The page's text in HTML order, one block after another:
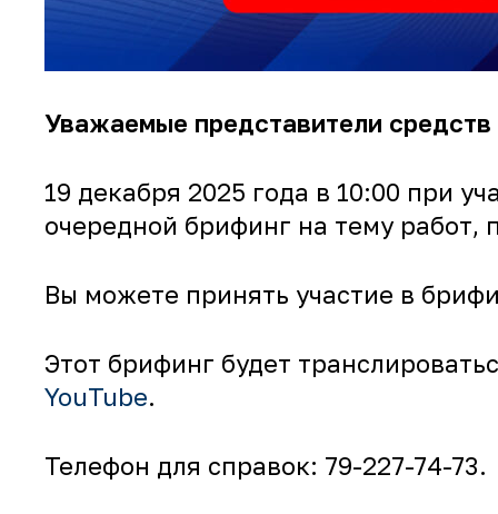
Уважаемые представители
19 декабря 2025 года в 10:00 при
очередной брифинг на тему работ,
Вы можете принять участие в
Этот брифинг будет
YouTube.
Телефон для справок: 79-227-74-73.